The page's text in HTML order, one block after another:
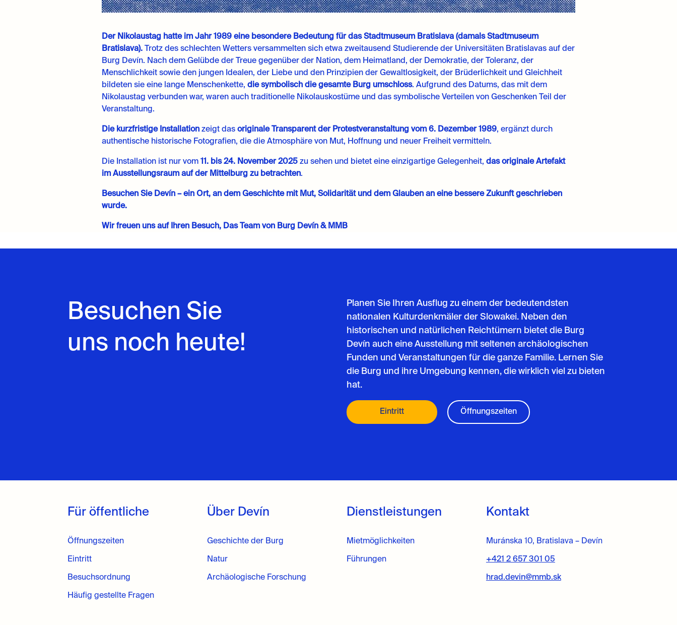
Der Nikolaustag hatte im Jahr 1989 eine besondere Bedeutung für das Stadtmuseum Bratislava (damals Stadtmuseum
Bratislava).Trotz des schlechten Wetters versammelten sich etwa zweitausend Studierende der Universitäten Bratislavas auf der
Burg Devín. Nach dem Gelübde der Treue gegenüber der Nation, dem Heimatland, der Demokratie, der Toleranz, der
Menschlichkeit sowie den jungen Idealen, der Liebe und den Prinzipien der Gewaltlosigkeit, der Brüderlichkeit und Gleichheit
bildeten sie eine lange Menschenkette, die symbolisch die gesamte Burg umschloss. Aufgrund des Datums, das mit dem
Nikolaustag verbunden war, waren auch traditionelle Nikolauskostüme und das symbolische Verteilen von Geschenken Teil der
Veranstaltung.
Die kurzfristige Installationzeigt das originale Transparent der Protestveranstaltung vom 6. Dezember 1989, ergänzt durch
authentische historische Fotografien, die die Atmosphäre von Mut, Hoffnung und neuer Freiheit vermitteln.
Die Installation ist nur vom11. bis 24. November 2025zu sehen und bietet eine einzigartige Gelegenheit, das originale Artefakt
im Ausstellungsraum auf der Mittelburg zu betrachten.
Besuchen Sie Devín – ein Ort, an dem Geschichte mit Mut, Solidarität und dem Glauben an eine bessere Zukunft geschrieben
wurde.
Wir freuen uns auf Ihren Besuch, Das Team von Burg Devín & MMB
Besuchen Sie
uns noch heute!
Planen Sie Ihren Ausflug zu einem der bedeutendsten
nationalen Kulturdenkmäler der Slowakei. Neben den
historischen und natürlichen Reichtümern bietet die Burg
Devín auch eine Ausstellung mit seltenen archäologischen
Funden und Veranstaltungen für die ganze Familie. Lernen Sie
die Burg und ihre Umgebung kennen, die wirklich viel zu bieten
hat.
Eintritt Öffnungszeiten
Für öffentliche
Öffnungszeiten
Eintritt
Besuchsordnung
Häufig gestellte Fragen
Über Devín
Geschichte der Burg
Natur
Archäologische Forschung
Dienstleistungen
Mietmöglichkeiten
Führungen
Kontakt
Muránska 10, Bratislava – Devín
+421 2 657 301 05
hrad.devin@mmb.sk